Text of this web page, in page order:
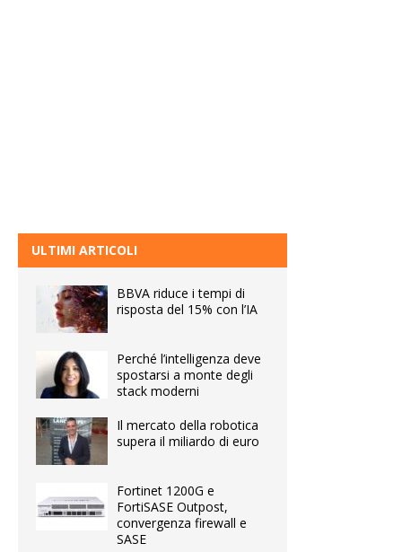
ULTIMI ARTICOLI
BBVA riduce i tempi di
risposta del 15% con l’IA
Perché l’intelligenza deve
spostarsi a monte degli
stack moderni
Il mercato della robotica
supera il miliardo di euro
Fortinet 1200G e
FortiSASE Outpost,
convergenza firewall e
SASE